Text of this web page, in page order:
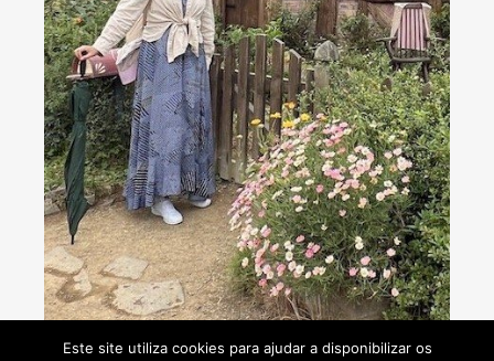
Este site utiliza cookies para ajudar a disponibilizar os